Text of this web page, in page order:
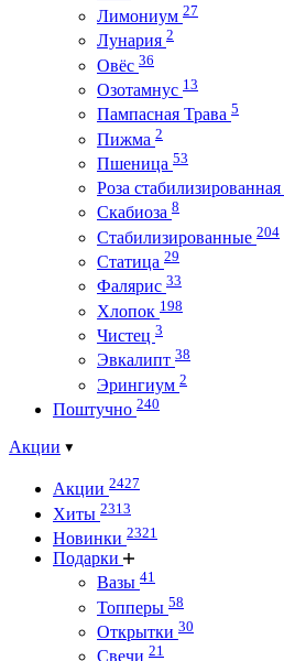
Лимониум 27
Лунария 2
Овёс 36
Озотамнус 13
Пампасная Трава 5
Пижма 2
Пшеница 53
Роза стабилизированная
Скабиоза 8
Стабилизированные 204
Статица 29
Фалярис 33
Хлопок 198
Чистец 3
Эвкалипт 38
Эрингиум 2
Поштучно 240
Акции
Акции 2427
Хиты 2313
Новинки 2321
Подарки
Вазы 41
Топперы 58
Открытки 30
Свечи 21